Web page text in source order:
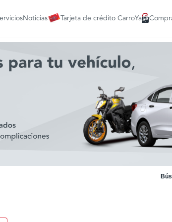
Noticias Tarjeta de crédito CarroYa